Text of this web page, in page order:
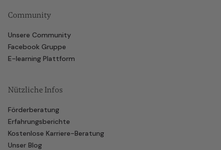
Community
Unsere Community
Facebook Gruppe
E-learning Plattform
Nützliche Infos
Förderberatung
Erfahrungsberichte
Kostenlose Karriere-Beratung
Unser Blog